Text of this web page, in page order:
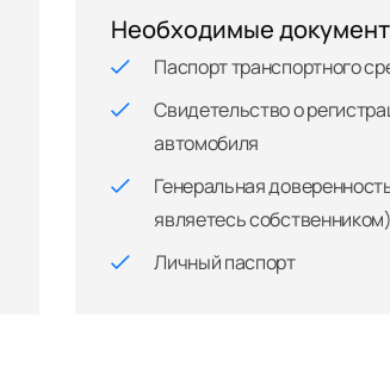
Необходимые
Паспорт транспортного
Свидетельство о
автомобиля
Генеральная
являетесь собственником)
Личный паспорт